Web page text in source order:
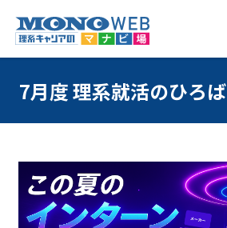
7月度 理系就活のひろば